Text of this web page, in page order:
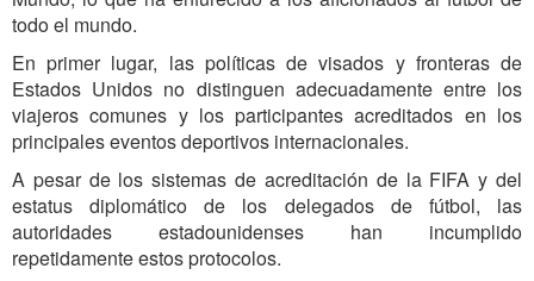
todo el mundo.
En primer lugar, las políticas de visados ​​y fronteras de
Estados Unidos no distinguen adecuadamente entre los
viajeros comunes y los participantes acreditados en los
principales eventos deportivos internacionales.
A pesar de los sistemas de acreditación de la FIFA y del
estatus diplomático de los delegados de fútbol, ​​las
autoridades estadounidenses han incumplido
repetidamente estos protocolos.